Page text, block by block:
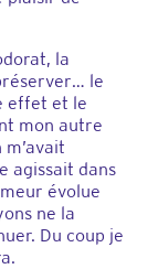
la
le
effet et le
mon autre
agissait dans
évolue
ne la
Du coup je